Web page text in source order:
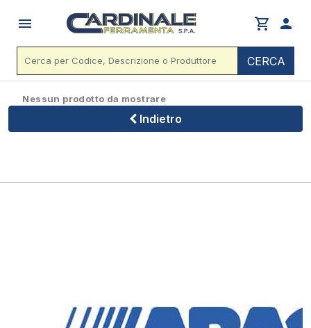
menu shopping_cart person
CERCA
Indietro
Nessun prodotto da mostrare